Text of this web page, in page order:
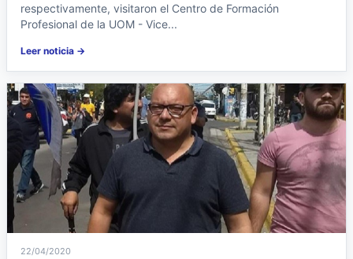
respectivamente, visitaron el Centro de Formación
Profesional de la UOM - Vice...
Leer noticia →
22/04/2020